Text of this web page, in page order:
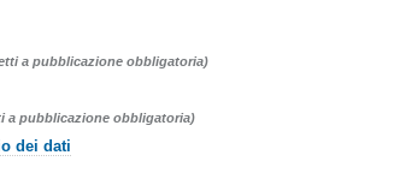
a pubblicazione obbligatoria)
a pubblicazione obbligatoria)
dei dati